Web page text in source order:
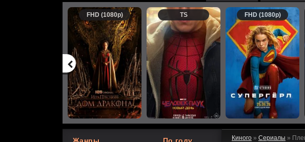
FHD (1080p) TS FHD (1080p)
Киного » Сериалы »